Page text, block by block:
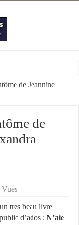
de Jeannine
de
Vues
très beau livre
d’ados :N’aie